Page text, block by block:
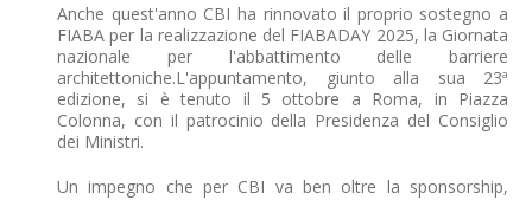
Anche quest'anno CBI ha rinnovato il proprio sostegno a
FIABA per la realizzazione del FIABADAY 2025, la Giornata
nazionale per l'abbattimento delle barriere
architettoniche.L'appuntamento, giunto alla sua 23ª
edizione, si è tenuto il 5 ottobre a Roma, in Piazza
Colonna, con il patrocinio della Presidenza del Consiglio
dei Ministri.
Un impegno che per CBI va ben oltre la sponsorship,